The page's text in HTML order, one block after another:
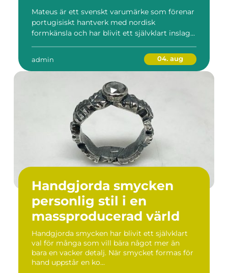
Mateus är ett svenskt varumärke som förenar
portugisiskt hantverk med nordisk
formkänsla och har blivit ett självklart inslag...
admin 04. aug
Handgjorda smycken
personlig stil i en
massproducerad värld
Handgjorda smycken har blivit ett självklart
val för många som vill bära något mer än
bara en vacker detalj. När smycket formas för
hand uppstår en ko...